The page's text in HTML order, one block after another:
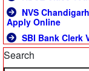
NVS
Apply Online
SBI Bank Clerk
Search